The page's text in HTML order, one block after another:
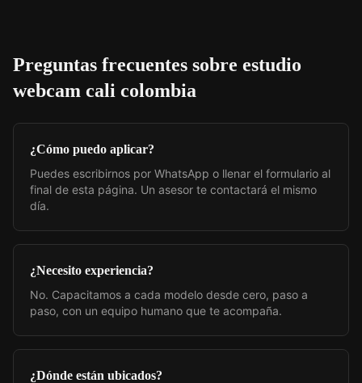
Preguntas frecuentes sobre estudio
webcam cali colombia
¿Cómo puedo aplicar?
Puedes escribirnos por WhatsApp o llenar el formulario al
final de esta página. Un asesor te contactará el mismo
día.
¿Necesito experiencia?
No. Capacitamos a cada modelo desde cero, paso a
paso, con un equipo humano que te acompaña.
¿Dónde están ubicados?